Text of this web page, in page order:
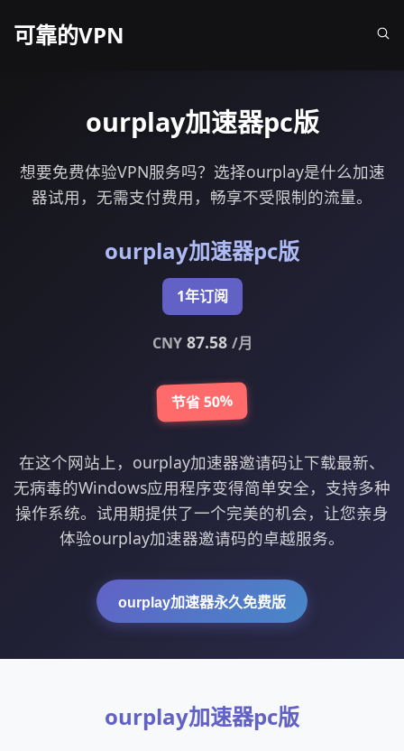
可靠的VPN
ourplay加速器pc版
想要免费体验VPN服务吗？选择ourplay是什么加速
器试用，无需支付费用，畅享不受限制的流量。
ourplay加速器pc版
1年订阅
CNY87.58 /月
节省 50%
在这个网站上，ourplay加速器邀请码让下载最新、
无病毒的Windows应用程序变得简单安全，支持多种
操作系统。试用期提供了一个完美的机会，让您亲身
体验ourplay加速器邀请码的卓越服务。
ourplay加速器永久免费版
ourplay加速器pc版